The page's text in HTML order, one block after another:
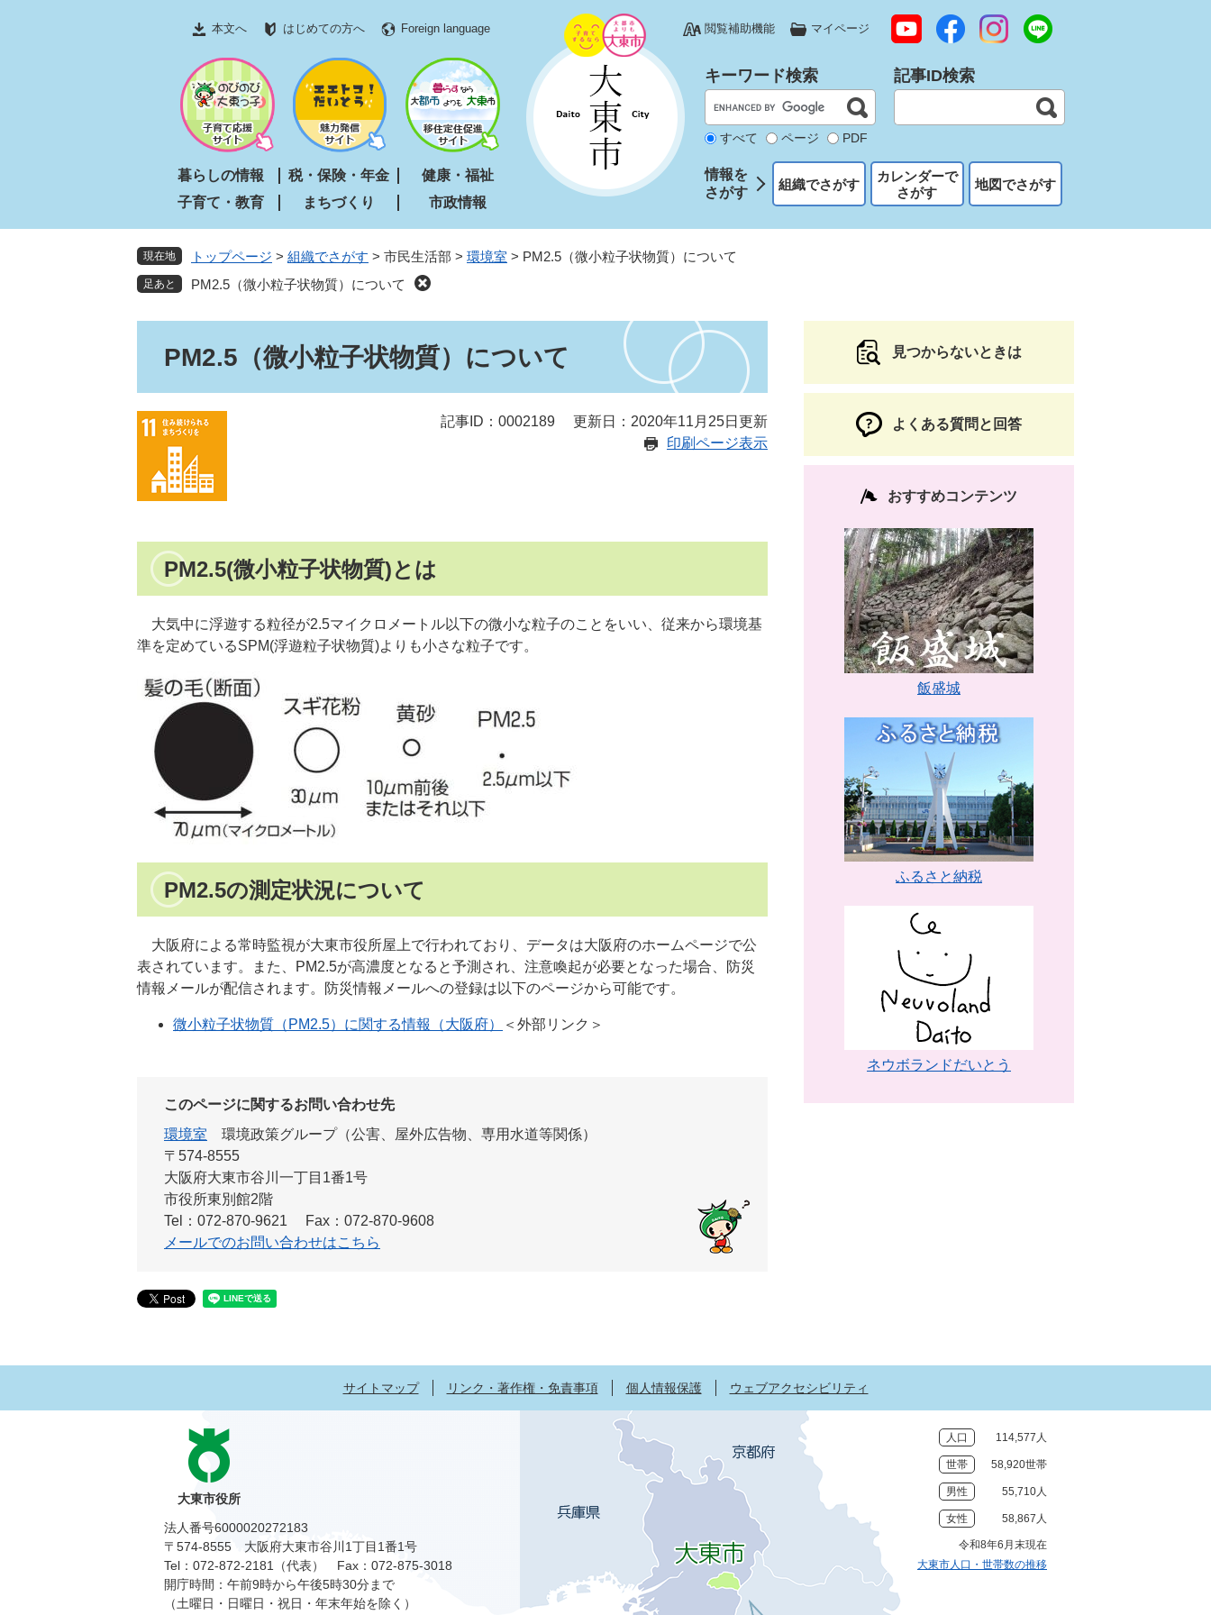
文
本文へ はじめての方へ Foreign language 閲覧補助機能 マイページ
暮らしの情報 税・保険・年金
健康・福祉
子育て・教育
まちづくり 市政情報
キーワード検索
すべて ページ PDF
記事ID検索
情報を
さがす
組織でさがす
カレンダーで
さがす
地図でさがす
現在地 トップページ > 組織でさがす > 市民生活部 > 環境室 > PM2.5（微小粒子状物質）について
PM2.5（微小粒子状物質）について
PM2.5（微小粒子状物質）について
記事ID：0002189
更新日：2020年11月25日更新
印刷ページ表示
PM2.5(微小粒子状物質)とは
大気中に浮遊する粒径が2.5マイクロメートル以下の微小な粒子のことをいい、従来から環境基
準を定めているSPM(浮遊粒子状物質)よりも小さな粒子です。
PM2.5の測定状況について
大阪府による常時監視が大東市役所屋上で行われており、データは大阪府のホームページで公
表されています。また、PM2.5が高濃度となると予測され、注意喚起が必要となった場合、防災
情報メールが配信されます。防災情報メールへの登録は以下のページから可能です。
微小粒子状物質（PM2.5）に関する情報（大阪府） ＜外部リンク＞
このページに関するお問い合わせ先
環境室
環境政策グループ（公害、屋外広告物、専用水道等関係）
〒574-8555
大阪府大東市谷川一丁目1番1号
市役所東別館2階
Tel：072-870-9621
Fax：072-870-9608
メールでのお問い合わせはこちら
見つからないときは
よくある質問と回答
おすすめコンテンツ
飯盛城
ふるさと納税
ネウボランドだいとう
サイトマップ リンク・著作権・免責事項 個人情報保護 ウェブアクセシビリティ
人口 114,577人
世帯 58,920世帯
男性 55,710人
女性 58,867人
令和8年6月末現在
大東市人口・世帯数の推移
大東市役所
法人番号6000020272183
〒574-8555 大阪府大東市谷川1丁目1番1号
Tel：072-872-2181（代表）
Fax：072-875-3018
開庁時間：午前9時から午後5時30分まで
（土曜日・日曜日・祝日・年末年始を除く）